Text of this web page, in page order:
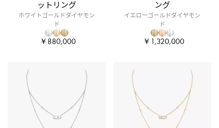
ットリング
ホワイトゴールドダイヤモン
ド
￥880,000
ング
イエローゴールドダイヤモン
ド
￥1,320,000